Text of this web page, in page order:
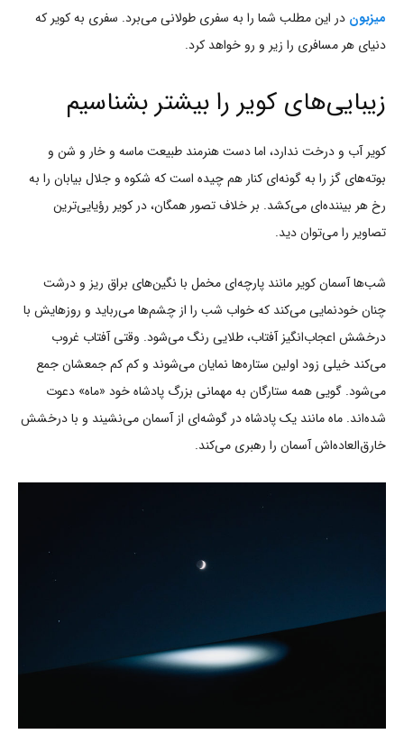
میزبون در این مطلب شما را به سفری طولانی می‌برد. سفری به کویر که
دنیای هر مسافری را زیر و رو خواهد کرد.
زیبایی‌های کویر را بیشتر بشناسیم
کویر آب و درخت ندارد، اما دست هنرمند طبیعت ماسه و خار و شن و
بوته‌های گز را به گونه‌ای کنار هم چیده است که شکوه و جلال بیابان را به
رخ هر بیننده‌ای می‌کشد. بر خلاف تصور همگان، در کویر رؤیایی‌ترین
تصاویر را می‌توان دید.
شب‌ها آسمان کویر مانند پارچه‌ای مخمل با نگین‌های براق ریز و درشت
چنان خودنمایی می‌کند که خواب شب را از چشم‌ها می‌رباید و روزهایش با
درخشش اعجاب‌انگیز آفتاب، طلایی رنگ می‌شود. وقتی آفتاب غروب
می‌کند خیلی زود اولین ستاره‌ها نمایان می‌شوند و کم کم جمعشان جمع
می‌شود. گویی همه ستارگان به مهمانی بزرگ پادشاه خود «ماه» دعوت
شده‌اند. ماه مانند یک پادشاه در گوشه‌ای از آسمان می‌نشیند و با درخشش
خارق‌العاده‌اش آسمان را رهبری می‌کند.